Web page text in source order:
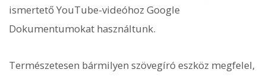
ismertető YouTube-videóhoz Google
Dokumentumokat használtunk.
Természetesen bármilyen szövegíró eszköz megfelel,